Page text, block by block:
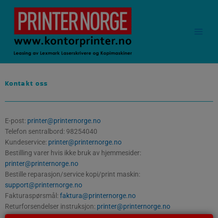
innholdet
Kontakt oss
E-post: printer@printernorge.no
Telefon sentralbord: 98254040
Kundeservice: printer@printernorge.no
Bestilling varer hvis ikke bruk av hjemmesider:
printer@printernorge.no
Bestille reparasjon/service kopi/print maskin:
support@printernorge.no
Fakturaspørsmål: faktura@printernorge.no
Returforsendelser instruksjon: printer@printernorge.no